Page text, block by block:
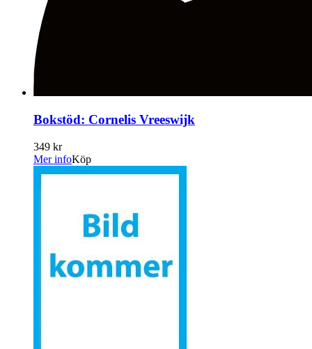
Bokstöd: Cornelis Vreeswijk
349 kr
Mer infoKöp